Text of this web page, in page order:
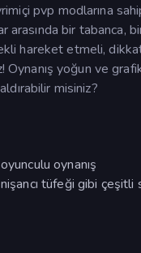
pvp modlarına
arasında bir
hareket etmeli,
yoğun ve
misiniz?
oynanış
tüfeği gibi çeşitli